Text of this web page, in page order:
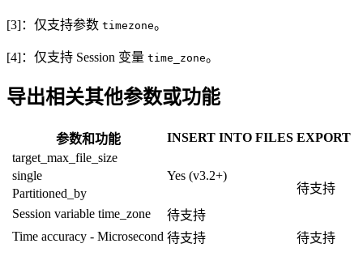
[3]：仅支持参数 timezone。
[4]：仅支持 Session 变量 time_zone。
导出相关其他参数或功能
参数和功能 INSERT INTO FILES EXPORT
target_max_file_size
Yes (v3.2+)
待支持
single
Partitioned_by
Session variable time_zone
待支持
Time accuracy - Microsecond 待支持 待支持